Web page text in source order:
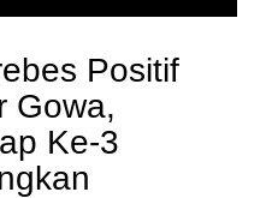
Positif
Gowa,
Ke-3